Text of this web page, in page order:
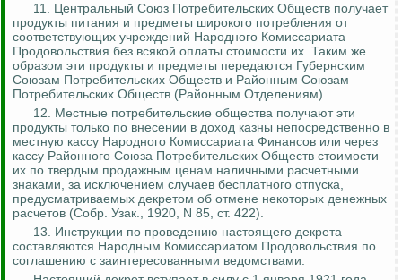
11. Центральный Союз Потребительских Обществ получает
продукты питания и предметы широкого потребления от
соответствующих учреждений Народного Комиссариата
Продовольствия без всякой оплаты стоимости их. Таким же
образом эти продукты и предметы передаются Губернским
Союзам Потребительских Обществ и Районным Союзам
Потребительских Обществ (Районным Отделениям).
12. Местные потребительские общества получают эти
продукты только по внесении в доход казны непосредственно в
местную кассу Народного Комиссариата Финансов или через
кассу Районного Союза Потребительских Обществ стоимости
их по твердым продажным ценам наличными расчетными
знаками, за исключением случаев бесплатного отпуска,
предусматриваемых декретом об отмене некоторых денежных
расчетов (Собр. Узак., 1920, N 85, ст. 422).
13. Инструкции по проведению настоящего декрета
составляются Народным Комиссариатом Продовольствия по
соглашению с заинтересованными ведомствами.